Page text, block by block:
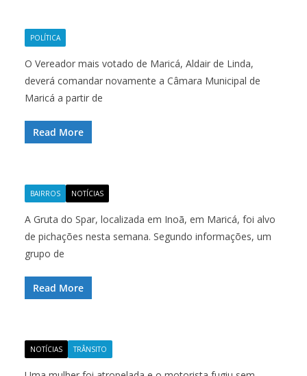
POLÍTICA
O Vereador mais votado de Maricá, Aldair de Linda,
deverá comandar novamente a Câmara Municipal de
Maricá a partir de
Read More
BAIRROS NOTÍCIAS
A Gruta do Spar, localizada em Inoã, em Maricá, foi alvo
de pichações nesta semana. Segundo informações, um
grupo de
Read More
NOTÍCIAS TRÂNSITO